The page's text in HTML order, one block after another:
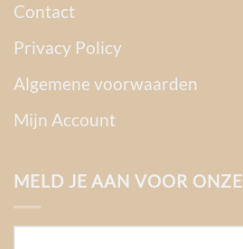
Contact
Privacy Policy
Algemene voorwaarden
Mijn Account
MELD JE AAN VOOR